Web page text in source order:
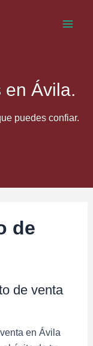
en Ávila.
puedes confiar.
de
de venta
en Ávila